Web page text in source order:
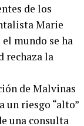
de los
Marie
mundo se ha
rechaza la
de Malvinas
riesgo “alto”
una consulta